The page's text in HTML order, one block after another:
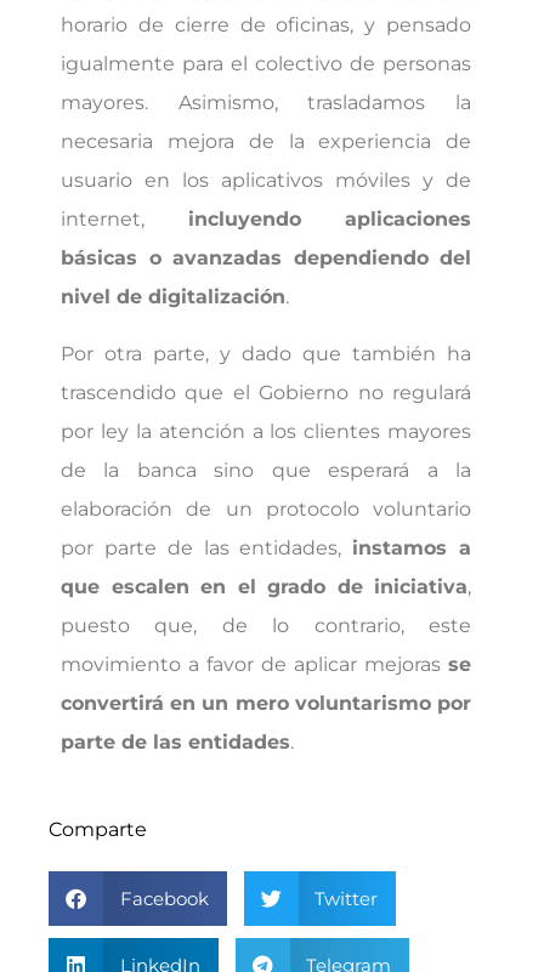
horario de cierre de oficinas, y pensado
igualmente para el colectivo de personas
mayores. Asimismo, trasladamos la
necesaria mejora de la experiencia de
usuario en los aplicativos móviles y de
internet, incluyendo aplicaciones
básicas o avanzadas dependiendo del
nivel de digitalización.
Por otra parte, y dado que también ha
trascendido que el Gobierno no regulará
por ley la atención a los clientes mayores
de la banca sino que esperará a la
elaboración de un protocolo voluntario
por parte de las entidades, instamos a
que escalen en el grado de iniciativa,
puesto que, de lo contrario, este
movimiento a favor de aplicar mejorasse
convertirá en un mero voluntarismo por
parte de las entidades.
Comparte
Facebook Twitter
LinkedIn Telegram